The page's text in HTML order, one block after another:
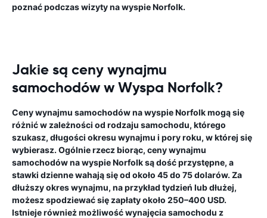
poznać podczas wizyty na wyspie Norfolk.
Jakie są ceny wynajmu
samochodów w Wyspa Norfolk?
Ceny wynajmu samochodów na wyspie Norfolk mogą się
różnić w zależności od rodzaju samochodu, którego
szukasz, długości okresu wynajmu i pory roku, w której się
wybierasz. Ogólnie rzecz biorąc, ceny wynajmu
samochodów na wyspie Norfolk są dość przystępne, a
stawki dzienne wahają się od około 45 do 75 dolarów. Za
dłuższy okres wynajmu, na przykład tydzień lub dłużej,
możesz spodziewać się zapłaty około 250–400 USD.
Istnieje również możliwość wynajęcia samochodu z